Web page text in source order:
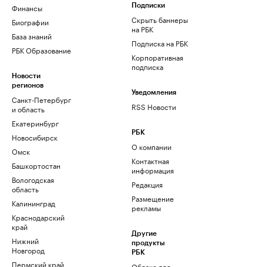
Финансы
Биографии
База знаний
РБК Образование
Новости
регионов
Санкт-Петербург
и область
Екатеринбург
Новосибирск
Омск
Башкортостан
Вологодская
область
Калининград
Краснодарский
край
Нижний
Новгород
Пермский край
Подписки
Скрыть баннеры
на РБК
Подписка на РБК
Корпоративная
подписка
Уведомления
RSS Новости
РБК
О компании
Контактная
информация
Редакция
Размещение
рекламы
Другие
продукты
РБК